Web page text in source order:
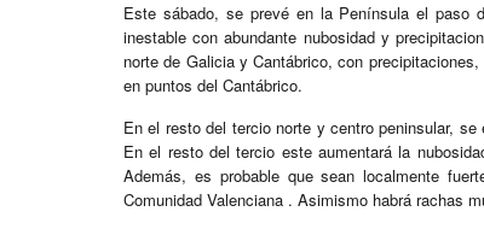
Este sábado, se prevé en la Península el
inestable con abundante nubosidad y
norte de Galicia y Cantábrico, con
en puntos del Cantábrico.
En el resto del tercio norte y centro peninsular,
En el resto del tercio este aumentará la
Además, es probable que sean localmente
Comunidad Valenciana . Asimismo habrá rachas